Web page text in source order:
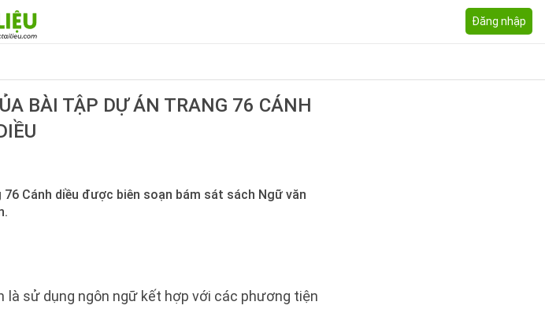
Đăng nhập
BÀI TẬP DỰ ÁN TRANG 76 CÁNH
Cánh diều được biên soạn bám sát sách Ngữ văn
là sử dụng ngôn ngữ kết hợp với các phương tiện